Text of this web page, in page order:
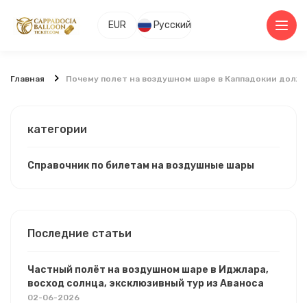
EUR Русский
Главная Почему полет на воздушном шаре в Каппадокии
категории
Справочник по билетам на воздушные шары
Последние статьи
Частный полёт на воздушном шаре в Иджлара,
восход солнца, эксклюзивный тур из Аваноса
02-06-2026